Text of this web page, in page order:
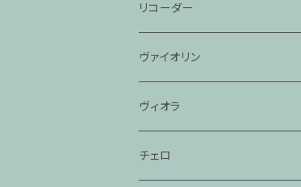
リコーダー
ヴァイオリン
ヴィオラ
チェロ